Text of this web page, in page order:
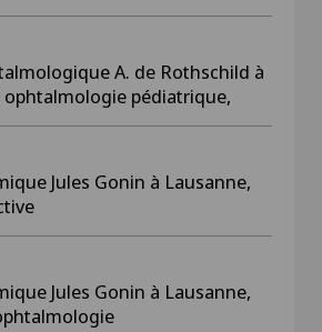
A. de Rothschild à
ophtalmologie pédiatrique,
Jules Gonin à Lausanne,
Jules Gonin à Lausanne,